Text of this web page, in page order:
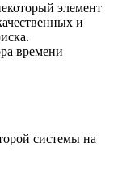
элемент
и
времени
системы на